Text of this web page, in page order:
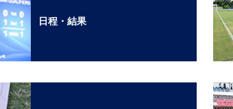
日程・結果